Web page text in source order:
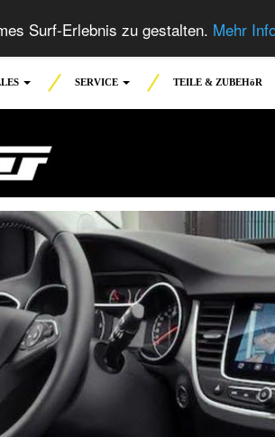
Surf-Erlebnis zu gestalten. Mehr
SERVICE TEILE & ZUBEHöR